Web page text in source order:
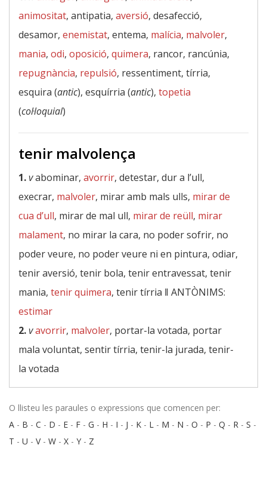
animositat, antipatia, aversió, desafecció,
desamor, enemistat, entema, malícia, malvoler,
mania, odi, oposició, quimera, rancor, rancúnia,
repugnància, repulsió, ressentiment, tírria,
esquira (antic), esquírria (antic), topetia
(col·loquial)
tenir malvolença
1.vabominar, avorrir, detestar, dur a l’ull,
execrar, malvoler, mirar amb mals ulls, mirar de
cua d’ull, mirar de mal ull, mirar de reüll, mirar
malament, no mirar la cara, no poder sofrir, no
poder veure, no poder veure ni en pintura, odiar,
tenir aversió, tenir bola, tenir entravessat, tenir
mania, tenir quimera, tenir tírria ‖ ANTÒNIMS:
estimar
2.vavorrir, malvoler, portar-la votada, portar
mala voluntat, sentir tírria, tenir-la jurada, tenir-
la votada
O llisteu les paraules o expressions que comencen per:
A - B - C - D - E - F - G - H - I - J - K - L - M - N - O - P - Q - R - S -
T - U - V- W - X - Y - Z